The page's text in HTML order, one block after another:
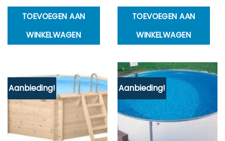
€3,729.00.€3,250.00.
TOEVOEGEN AAN
WINKELWAGEN
€4,699.00.€4,150.00.
TOEVOEGEN AAN
WINKELWAGEN
Aanbieding! Aanbieding!